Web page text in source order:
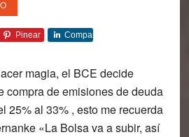
Pinear Comparte
magia, el BCE decide
compra de emisiones de deuda
25% al ​​33% , esto me recuerda
«La Bolsa va a subir, así